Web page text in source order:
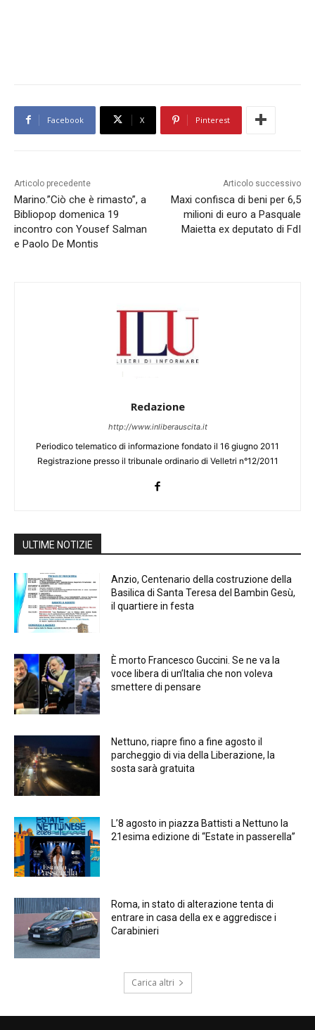
Facebook X Pinterest
Articolo precedente
Marino.”Ciò che è rimasto”, a
Bibliopop domenica 19
incontro con Yousef Salman
e Paolo De Montis
Articolo successivo
Maxi confisca di beni per 6,5
milioni di euro a Pasquale
Maietta ex deputato di FdI
Redazione
http://www.inliberauscita.it
Periodico telematico di informazione fondato il 16 giugno 2011
Registrazione presso il tribunale ordinario di Velletri n°12/2011
ULTIME NOTIZIE
Anzio, Centenario della costruzione della
Basilica di Santa Teresa del Bambin Gesù,
il quartiere in festa
È morto Francesco Guccini. Se ne va la
voce libera di un’Italia che non voleva
smettere di pensare
Nettuno, riapre fino a fine agosto il
parcheggio di via della Liberazione, la
sosta sarà gratuita
L’8 agosto in piazza Battisti a Nettuno la
21esima edizione di “Estate in passerella”
Roma, in stato di alterazione tenta di
entrare in casa della ex e aggredisce i
Carabinieri
Carica altri